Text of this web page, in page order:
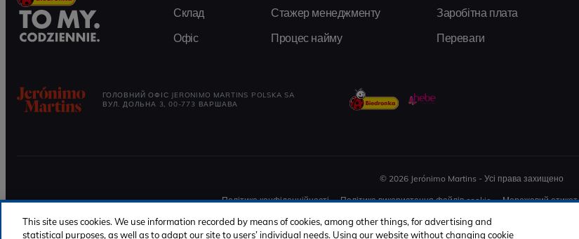
Склад
Офіс
Стажер менеджменту
Процес найму
Заробітна плата
Переваги
ГОЛОВНИЙ ОФІС JERONIMO MARTINS POLSKA SA
ВУЛ. ДОЛЬНА 3, 00-773 ВАРШАВА
© 2026 Jerónimo Martins - Усі права захищено
Політика конфіденційності Політика використання файлів cookie Мережевий етикет
FacebookInstagramLinkedInYouTube
This site uses cookies. We use information recorded by means of cookies, among other things, for advertising and
statistical purposes, as well as to adapt our site to users’ individual needs. Using our website without changing cookie